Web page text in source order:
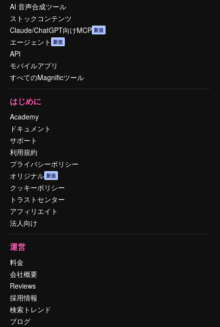
AI 音声合成ツール
ストックコンテンツ
Claude/ChatGPT向けMCP 新規
エージェント 新規
API
モバイルアプリ
すべてのMagnificツール
はじめに
Academy
ドキュメント
サポート
利用規約
プライバシーポリシー
オリジナル 新規
クッキーポリシー
トラストセンター
アフィリエイト
法人向け
運営
料金
会社概要
Reviews
採用情報
検索トレンド
ブログ